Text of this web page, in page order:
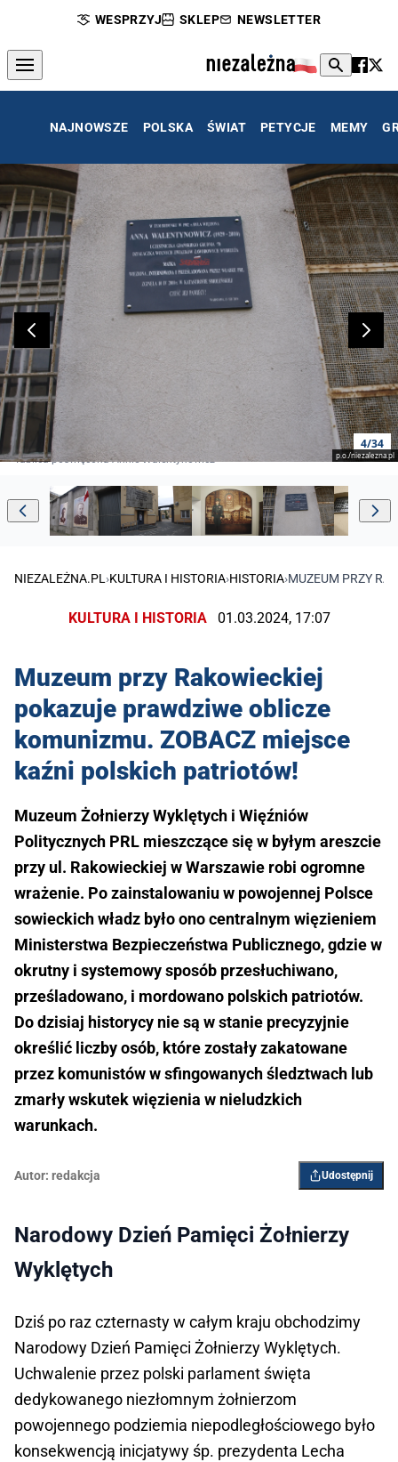
WESPRZYJ SKLEP NEWSLETTER
NAJNOWSZE POLSKA ŚWIAT PETYCJE MEMY
4/34
p.o./niezalezna.pl
Tablica poświęcona Annie Walentynowicz
NIEZALEŻNA.PL ›KULTURA I HISTORIA›HISTORIA›MUZEUM PRZY
KULTURA I HISTORIA 01.03.2024, 17:07
Muzeum przy Rakowieckiej
pokazuje prawdziwe oblicze
komunizmu. ZOBACZ miejsce
kaźni polskich patriotów!
Muzeum Żołnierzy Wyklętych i Więźniów
Politycznych PRL mieszczące się w byłym areszcie
przy ul. Rakowieckiej w Warszawie robi ogromne
wrażenie. Po zainstalowaniu w powojennej Polsce
sowieckich władz było ono centralnym więzieniem
Ministerstwa Bezpieczeństwa Publicznego, gdzie w
okrutny i systemowy sposób przesłuchiwano,
prześladowano, i mordowano polskich patriotów.
Do dzisiaj historycy nie są w stanie precyzyjnie
określić liczby osób, które zostały zakatowane
przez komunistów w sfingowanych śledztwach lub
zmarły wskutek więzienia w nieludzkich
warunkach.
Autor: redakcja Udostępnij
Narodowy Dzień Pamięci Żołnierzy
Wyklętych
Dziś po raz czternasty w całym kraju obchodzimy
Narodowy Dzień Pamięci Żołnierzy Wyklętych.
Uchwalenie przez polski parlament święta
dedykowanego niezłomnym żołnierzom
powojennego podziemia niepodległościowego było
konsekwencją inicjatywy śp. prezydenta Lecha